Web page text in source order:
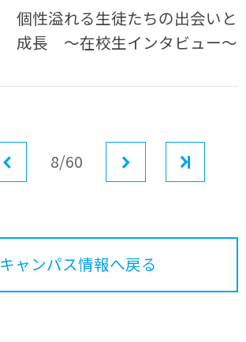
個性溢れる生徒たちの出会いと
成長 ～在校生インタビュー～
前へ8/60
キャンパス情報へ戻る